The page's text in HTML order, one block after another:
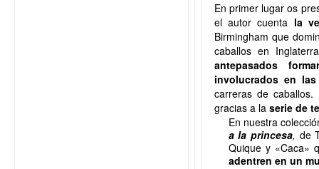
En primer lugar os
el autor cuenta la
Birmingham que
caballos en
antepasados
involucrados en
carreras de
gracias a la serie de
En nuestra
a la princesa, de
Quique y «Caca»
adentren en un